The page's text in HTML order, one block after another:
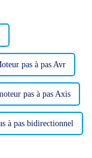
pas à pas Avr
pas à pas Axis
à pas bidirectionnel